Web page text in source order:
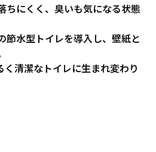
ちにくく、臭いも気になる状態
節水型トイレを導入し、壁紙と
く清潔なトイレに生まれ変わり